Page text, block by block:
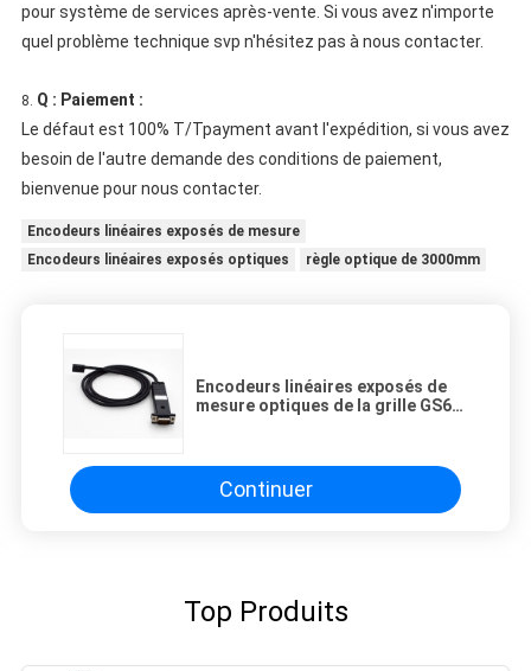
pour système de services après-vente. Si vous avez n'importe
quel problème technique svp n'hésitez pas à nous contacter.
8. Q : Paiement :
Le défaut est 100% T/Tpayment avant l'expédition, si vous avez
besoin de l'autre demande des conditions de paiement,
bienvenue pour nous contacter.
Encodeurs linéaires exposés de mesure
Encodeurs linéaires exposés optiques
règle optique de 3000mm
Encodeurs linéaires exposés de
mesure optiques de la grille GS65
Continuer
Top Produits